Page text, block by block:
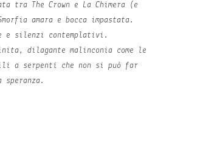
tra The Crowne La Chimera(e
amara e bocca impastata.
e silenzi contemplativi.
dilagante malinconia come le
a serpenti che non si può far